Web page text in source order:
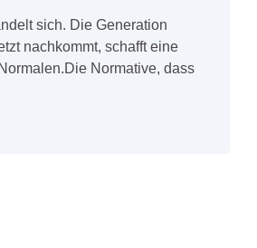
sich. Die Generation
nachkommt, schafft eine
Normative, dass